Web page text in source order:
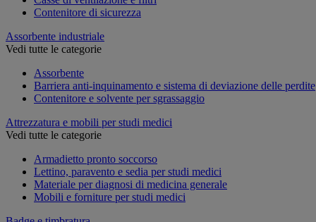
Contenitore di sicurezza
Assorbente industriale
Vedi tutte le categorie
Assorbente
Barriera anti-inquinamento e sistema di deviazione delle perdite
Contenitore e solvente per sgrassaggio
Attrezzatura e mobili per studi medici
Vedi tutte le categorie
Armadietto pronto soccorso
Lettino, paravento e sedia per studi medici
Materiale per diagnosi di medicina generale
Mobili e forniture per studi medici